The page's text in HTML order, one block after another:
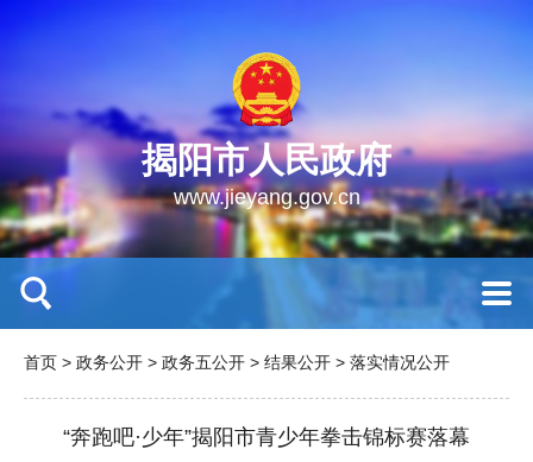
揭阳市人民政府
www.jieyang.gov.cn
首页 > 政务公开 > 政务五公开 > 结果公开 > 落实情况公开
“奔跑吧·少年”揭阳市青少年拳击锦标赛落幕